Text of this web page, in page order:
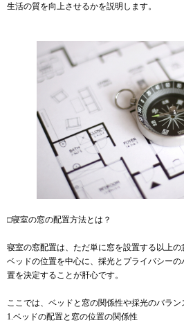
生活の質を向上させるかを説明します。
□寝室の窓の配置方法とは？
寝室の窓配置は、ただ単に窓を設置する以上の
ベッドの位置を中心に、採光とプライバシー
置を決定することが肝心です。
ここでは、ベッドと窓の関係性や採光のバラン
1.ベッドの配置と窓の位置の関係性